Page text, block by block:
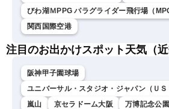
びわ湖ＭPPG パラグライダー飛行場（
関西国際空港
注目のお出かけスポット天気（近
阪神甲子園球場
ユニバーサル・スタジオ・ジャパン（ＵＳ
嵐山
京セラドーム大阪 万博記念公園